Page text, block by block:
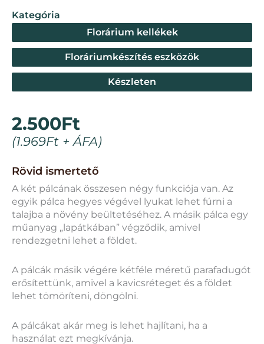
Kategória
Florárium kellékek
Floráriumkészítés eszközök
Készleten
2.500Ft
(1.969Ft + ÁFA)
Rövid ismertető
A két pálcának összesen négy funkciója van. Az
egyik pálca hegyes végével lyukat lehet fúrni a
talajba a növény beültetéséhez. A másik pálca egy
műanyag „lapátkában” végződik, amivel
rendezgetni lehet a földet.
A pálcák másik végére kétféle méretű parafadugót
erősítettünk, amivel a kavicsréteget és a földet
lehet tömöríteni, döngölni.
A pálcákat akár meg is lehet hajlítani, ha a
használat ezt megkívánja.